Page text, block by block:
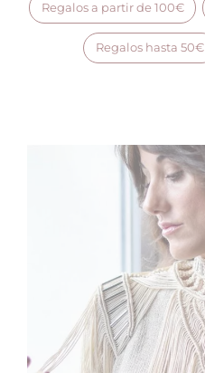
Regalos a partir de 100€
Regalos hasta 50€